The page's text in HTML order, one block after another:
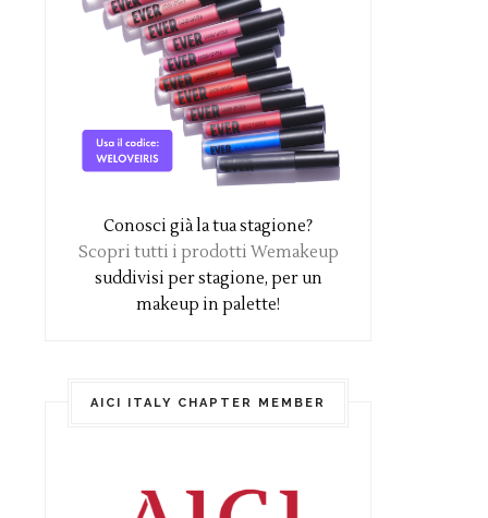
Conosci già la tua stagione?
Scopri tutti i prodotti Wemakeup
suddivisi per stagione, per un
makeup in palette!
AICI ITALY CHAPTER MEMBER